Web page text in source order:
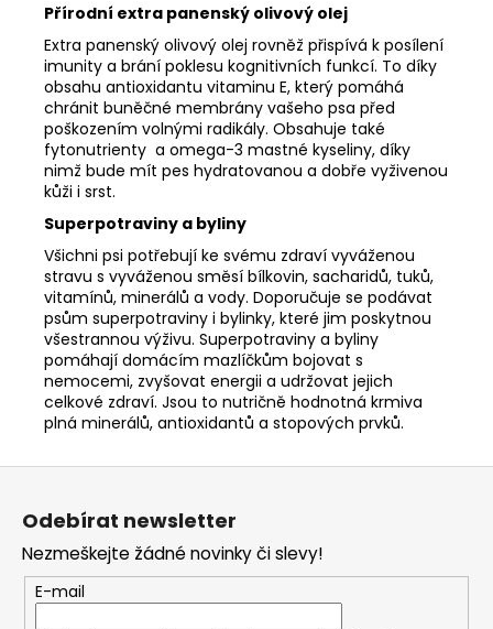
Přírodní extra panenský olivový olej
Extra panenský olivový olej rovněž přispívá k posílení
imunity a brání poklesu kognitivních funkcí. To díky
obsahu antioxidantu vitaminu E, který pomáhá
chránit buněčné membrány vašeho psa před
poškozením volnými radikály. Obsahuje také
fytonutrienty a omega-3 mastné kyseliny, díky
nimž bude mít pes hydratovanou a dobře vyživenou
kůži i srst.
Superpotraviny a byliny
Všichni psi potřebují ke svému zdraví vyváženou
stravu s vyváženou směsí bílkovin, sacharidů, tuků,
vitamínů, minerálů a vody. Doporučuje se podávat
psům superpotraviny i bylinky, které jim poskytnou
všestrannou výživu. Superpotraviny a byliny
pomáhají domácím mazlíčkům bojovat s
nemocemi, zvyšovat energii a udržovat jejich
celkové zdraví. Jsou to nutričně hodnotná krmiva
plná minerálů, antioxidantů a stopových prvků.
Z
Odebírat newsletter
Nezmeškejte žádné novinky či slevy!
E-mail